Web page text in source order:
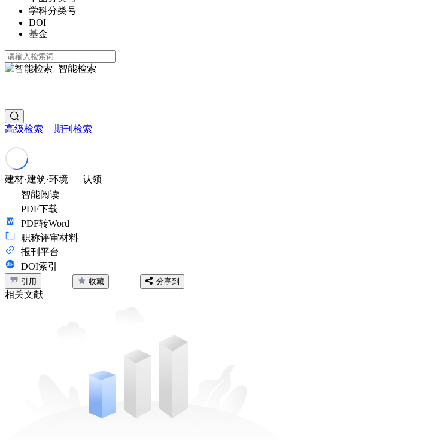
学科分类号
DOI
基金
智能检索
高级检索 期刊检索
建材·建筑·环境
认领
智能阅读
PDF下载
PDF转Word
职称评审材料
报刊平台
DOI索引
引用 收藏 分享到
相关文献